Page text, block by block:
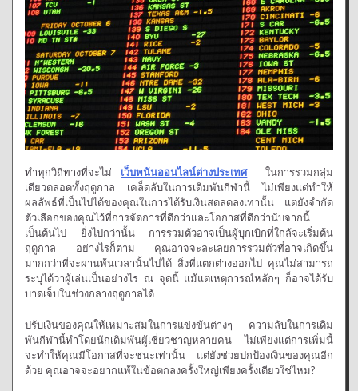
ทำทุกวิถีทางที่จะไม่ เว็บพนันออนไลน์ต่างประเทศ
ในการรวมกลุ่ม
เดียวตลอดทั้งฤดูกาล เคล็ดลับในการเดิมพันกีฬานี้ ไม่เพียงแต่ทำให้
ผลลัพธ์ที่เป็นไปได้ของคุณในการได้รับเงินสดลดลงเท่านั้น แต่ยังจำกัด
ตัวเลือกของคุณไว้ที่การจัดการที่ดีกว่าและโอกาสที่ดีกว่านับจากนี้
เป็นต้นไป ยิ่งไปกว่านั้น การรวมตัวอาจเป็นผู้บุกเบิกที่ใกล้จะเริ่มต้น
ฤดูกาล อย่างไรก็ตาม คุณอาจจะละเลยการรวมตัวที่อาจเกิดขึ้น
มากกว่าที่จะผ่านพ้นเวลานั้นไปได้ สิ่งที่แตกต่างออกไป คุณไม่สามารถ
ระบุได้ว่าผู้เล่นเป็นอย่างไร ณ จุดนี้ แม้แต่เหตุการณ์หลักๆ ก็อาจได้รับ
บาดเจ็บในช่วงกลางฤดูกาลได้
ปรับเงินของคุณให้เหมาะสมในการแข่งขันต่างๆ ความลับในการเดิม
พันกีฬานี้ทำโดยนักเดิมพันผู้เชี่ยวชาญหลายคน ไม่เพียงแต่การเพิ่มนี้
จะทำให้คุณมีโอกาสที่จะชนะเท่านั้น แต่ยังช่วยปกป้องเงินของคุณอีก
ด้วย คุณอาจจะอยากแพ้ในข้อตกลงครั้งใหญ่เพียงครั้งเดียวใช่ไหม?